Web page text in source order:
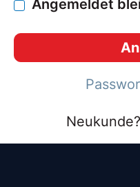
Angemeldet
Neukunde?